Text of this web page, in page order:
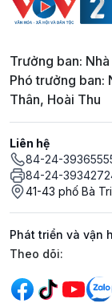
Trưởng ban:
Phó trưởng ban:
Thân, Hoài Thu
Liên hệ
84-24-
84-24-
41-43 phố Bà
Phát triển và vận
Mạng xã
Theo dõi: